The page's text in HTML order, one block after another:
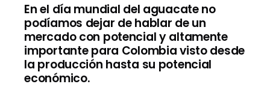
En el día mundial del aguacate no
podíamos dejar de hablar de un
mercado con potencial y altamente
importante para Colombia visto desde
la producción hasta su potencial
económico.